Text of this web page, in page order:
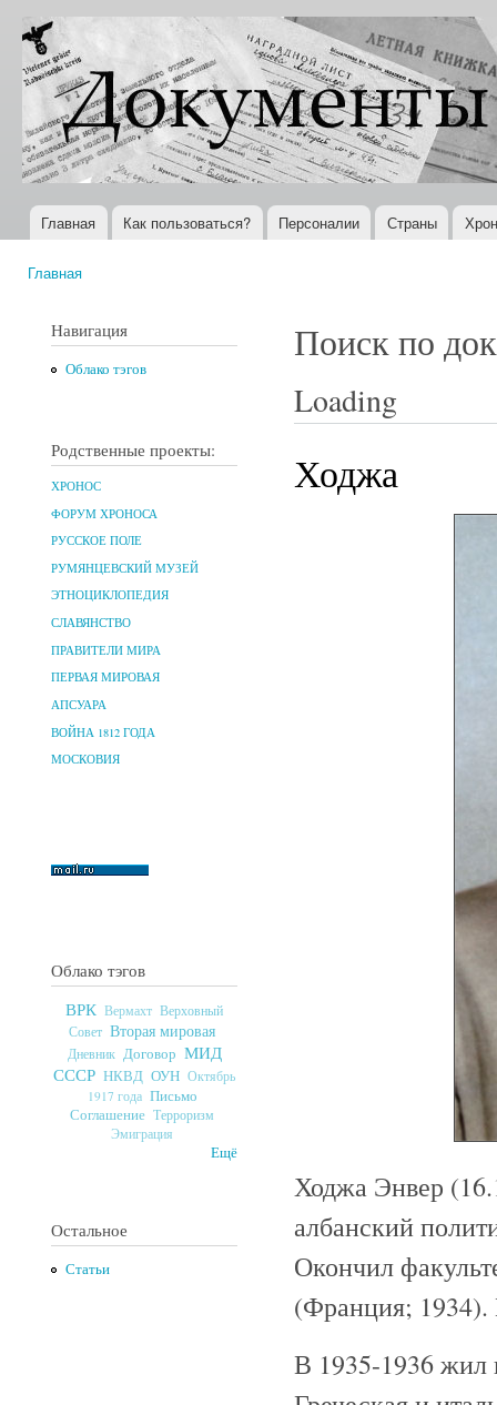
Документы
XX века
Всемирная
история в
Интернете
Главное меню
Главная Как пользоваться? Персоналии Страны
Главная
Навигация
Облако тэгов
Родственные проекты:
ХРОНОС
ФОРУМ ХРОНОСА
РУССКОЕ ПОЛЕ
РУМЯНЦЕВСКИЙ МУЗЕЙ
ЭТНОЦИКЛОПЕДИЯ
СЛАВЯНСТВО
ПРАВИТЕЛИ МИРА
ПЕРВАЯ МИРОВАЯ
АПСУАРА
ВОЙНА 1812 ГОДА
МОСКОВИЯ
Облако тэгов
ВРК Вермахт Верховный
Совет Вторая мировая
Дневник Договор МИД
СССР НКВД ОУН Октябрь
1917 года Письмо
Соглашение Терроризм
Эмиграция
Ещё
Остальное
Статьи
Поиск по
Loading
Ходжа
Ходжа Энвер
албанский
Окончил
(Франция;
В 1935-1936 жил